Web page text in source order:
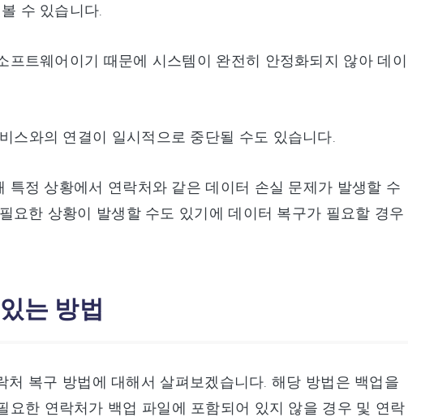
수 있습니다.
트웨어이기 때문에 시스템이 완전히 안정화되지 않아 데이
스와의 연결이 일시적으로 중단될 수도 있습니다.
정 상황에서 연락처와 같은 데이터 손실 문제가 발생할 수
요한 상황이 발생할 수도 있기에 데이터 복구가 필요할 경우
는 방법
복구 방법에 대해서 살펴보겠습니다. 해당 방법은 백업을
요한 연락처가 백업 파일에 포함되어 있지 않을 경우 및 연락